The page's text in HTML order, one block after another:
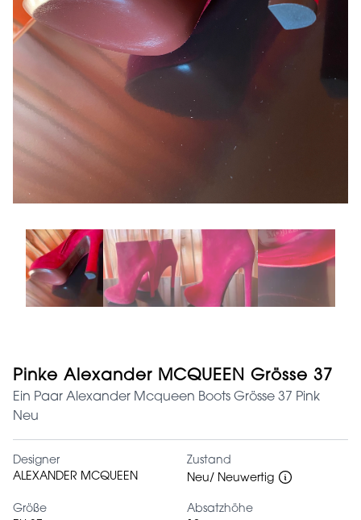
Pinke Alexander MCQUEEN Grösse 37
Ein Paar Alexander Mcqueen Boots Grösse 37 Pink
Neu
Designer
ALEXANDER MCQUEEN
Zustand
Neu/ Neuwertig
Größe
Absatzhöhe